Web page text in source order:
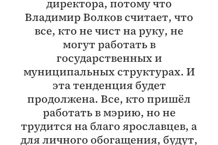
директора, потому что
Владимир Волков считает, что
все, кто не чист на руку, не
могут работать в
государственных и
муниципальных структурах. И
эта тенденция будет
продолжена. Все, кто пришёл
работать в мэрию, но не
трудится на благо ярославцев, а
для личного обогащения, будут,